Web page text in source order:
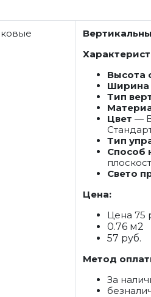
Высота
Ширина
Тип
Цвет —
Тип
Способ
Свето
Цена:
Цена 75
0.76 м2
57 руб.
Метод
За